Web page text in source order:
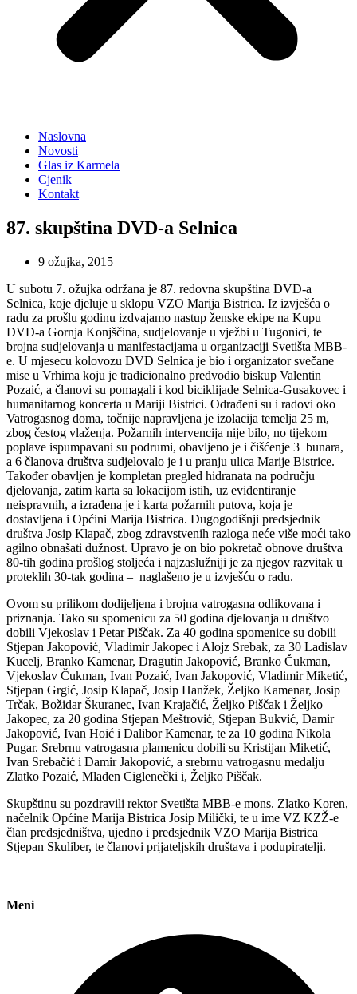
Naslovna
Novosti
Glas iz Karmela
Cjenik
Kontakt
87. skupština DVD-a Selnica
9 ožujka, 2015
U subotu 7. ožujka održana je 87. redovna skupština DVD-a
Selnica, koje djeluje u sklopu VZO Marija Bistrica. Iz izvješća o
radu za prošlu godinu izdvajamo nastup ženske ekipe na Kupu
DVD-a Gornja Konjščina, sudjelovanje u vježbi u Tugonici, te
brojna sudjelovanja u manifestacijama u organizaciji Svetišta MBB-
e. U mjesecu kolovozu DVD Selnica je bio i organizator svečane
mise u Vrhima koju je tradicionalno predvodio biskup Valentin
Pozaić, a članovi su pomagali i kod biciklijade Selnica-Gusakovec i
humanitarnog koncerta u Mariji Bistrici. Odrađeni su i radovi oko
Vatrogasnog doma, točnije napravljena je izolacija temelja 25 m,
zbog čestog vlaženja. Požarnih intervencija nije bilo, no tijekom
poplave ispumpavani su podrumi, obavljeno je i čišćenje 3 bunara,
a 6 članova društva sudjelovalo je i u pranju ulica Marije Bistrice.
Također obavljen je kompletan pregled hidranata na području
djelovanja, zatim karta sa lokacijom istih, uz evidentiranje
neispravnih, a izrađena je i karta požarnih putova, koja je
dostavljena i Općini Marija Bistrica. Dugogodišnji predsjednik
društva Josip Klapač, zbog zdravstvenih razloga neće više moći tako
agilno obnašati dužnost. Upravo je on bio pokretač obnove društva
80-tih godina prošlog stoljeća i najzaslužniji je za njegov razvitak u
proteklih 30-tak godina – naglašeno je u izvješću o radu.
Ovom su prilikom dodijeljena i brojna vatrogasna odlikovana i
priznanja. Tako su spomenicu za 50 godina djelovanja u društvo
dobili Vjekoslav i Petar Piščak. Za 40 godina spomenice su dobili
Stjepan Jakopović, Vladimir Jakopec i Alojz Srebak, za 30 Ladislav
Kucelj, Branko Kamenar, Dragutin Jakopović, Branko Čukman,
Vjekoslav Čukman, Ivan Pozaić, Ivan Jakopović, Vladimir Miketić,
Stjepan Grgić, Josip Klapač, Josip Hanžek, Željko Kamenar, Josip
Trčak, Božidar Škuranec, Ivan Krajačić, Željko Piščak i Željko
Jakopec, za 20 godina Stjepan Meštrović, Stjepan Bukvić, Damir
Jakopović, Ivan Hoić i Dalibor Kamenar, te za 10 godina Nikola
Pugar. Srebrnu vatrogasna plamenicu dobili su Kristijan Miketić,
Ivan Srebačić i Damir Jakopović, a srebrnu vatrogasnu medalju
Zlatko Pozaić, Mladen Ciglenečki i, Željko Piščak.
Skupštinu su pozdravili rektor Svetišta MBB-e mons. Zlatko Koren,
načelnik Općine Marija Bistrica Josip Milički, te u ime VZ KZŽ-e
član predsjedništva, ujedno i predsjednik VZO Marija Bistrica
Stjepan Skuliber, te članovi prijateljskih društava i podupiratelji.
Meni